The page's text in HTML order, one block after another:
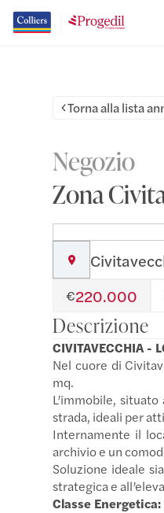
Torna alla lista
Negozio
Zona
€220.000
Descrizione
CIVITAVECCHIA -
Nel cuore di
mq.
L’immobile,
strada, ideali per
Internamente il
archivio e un
Soluzione ideale
strategica e
Classe Energetica: